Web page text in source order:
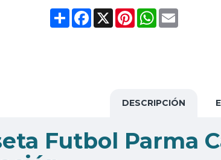
ShareFacebook
X PinterestWhatsApp
Email
DESCRIPCIÓN
Futbol Parma